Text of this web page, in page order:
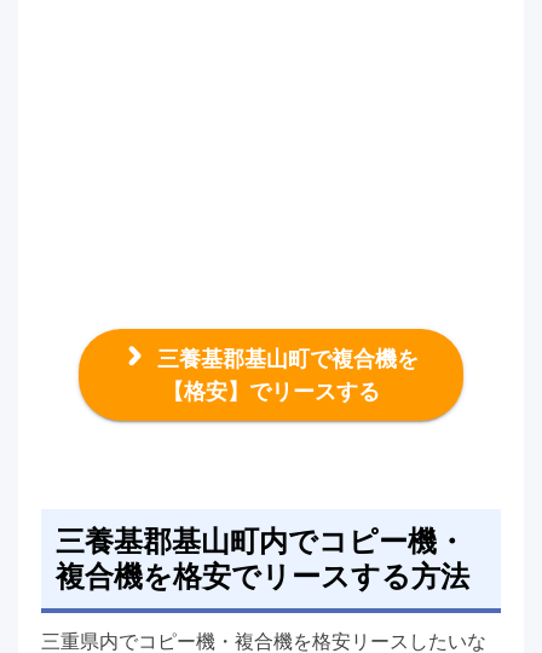
三養基郡基山町で複合機を
【格安】でリースする
三養基郡基山町内でコピー機・
複合機を格安でリースする方法
三重県内でコピー機・複合機を格安リースしたいな